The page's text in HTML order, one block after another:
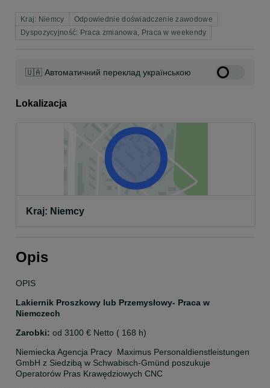
Kraj: Niemcy
Odpowiednie doświadczenie zawodowe
Dyspozycyjność: Praca zmianowa, Praca w weekendy
🇺🇦 Автоматичний переклад українською
Lokalizacja
Kraj: Niemcy
Opis
OPIS
Lakiernik Proszkowy lub Przemysłowy- Praca w
Niemczech
Zarobki: od 3100 € Netto ( 168 h)
Niemiecka Agencja Pracy Maximus Personaldienstleistungen
GmbH z Siedzibą w Schwabisch-Gmünd poszukuje
Operatorów Pras Krawędziowych CNC